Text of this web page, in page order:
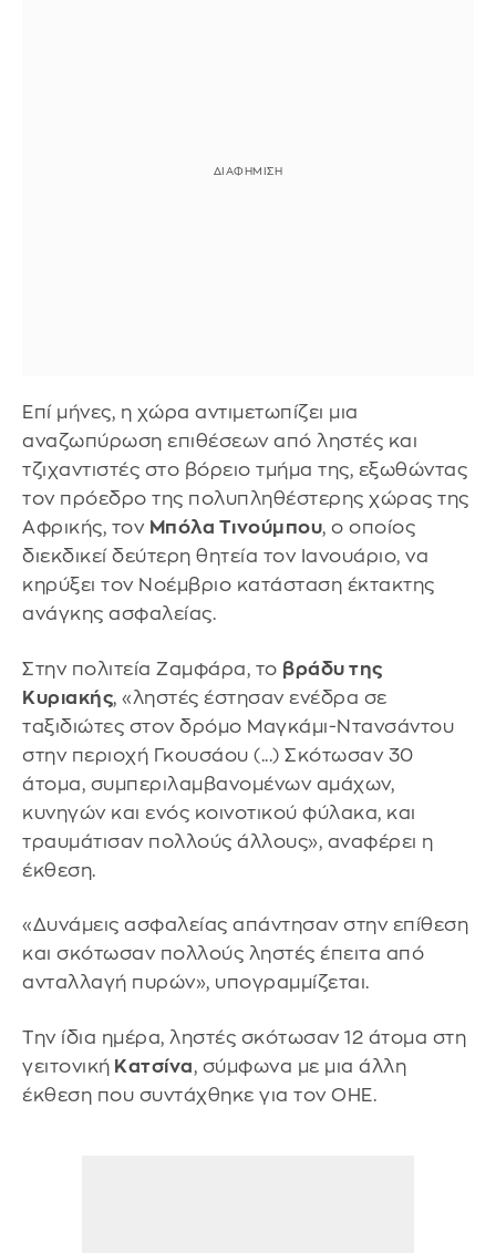
Επί μήνες, η χώρα αντιμετωπίζει μια
αναζωπύρωση επιθέσεων από ληστές και
τζιχαντιστές στο βόρειο τμήμα της, εξωθώντας
τον πρόεδρο της πολυπληθέστερης χώρας της
Αφρικής, τον Μπόλα Τινούμπου, ο οποίος
διεκδικεί δεύτερη θητεία τον Ιανουάριο, να
κηρύξει τον Νοέμβριο κατάσταση έκτακτης
ανάγκης ασφαλείας.
Στην πολιτεία Ζαμφάρα, το βράδυ της
Κυριακής, «ληστές έστησαν ενέδρα σε
ταξιδιώτες στον δρόμο Μαγκάμι-Ντανσάντου
στην περιοχή Γκουσάου (...) Σκότωσαν 30
άτομα, συμπεριλαμβανομένων αμάχων,
κυνηγών και ενός κοινοτικού φύλακα, και
τραυμάτισαν πολλούς άλλους», αναφέρει η
έκθεση.
«Δυνάμεις ασφαλείας απάντησαν στην επίθεση
και σκότωσαν πολλούς ληστές έπειτα από
ανταλλαγή πυρών», υπογραμμίζεται.
Την ίδια ημέρα, ληστές σκότωσαν 12 άτομα στη
γειτονική Κατσίνα, σύμφωνα με μια άλλη
έκθεση που συντάχθηκε για τον ΟΗΕ.